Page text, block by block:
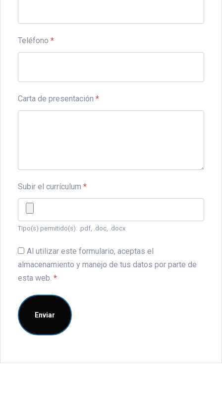
Teléfono *
Carta de presentación *
Subir el currículum *
Tipo(s) permitido(s): .pdf, .doc, .docx
Al utilizar este formulario, aceptas el
almacenamiento y manejo de tus datos por parte de
esta web. *